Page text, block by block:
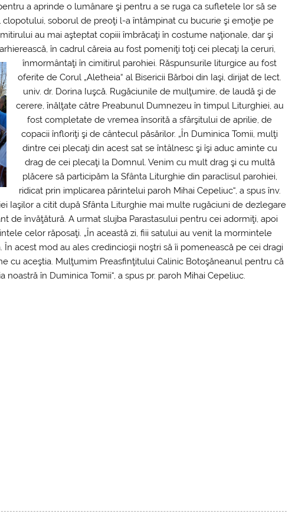
a aprinde o lumânare şi pentru a se ruga ca sufletele lor să se
soborul de preoţi l-a întâmpinat cu bucurie şi emoţie pe
au mai aşteptat copiii îmbrăcaţi în costume naţionale, dar şi
în cadrul căreia au fost pomeniţi toţi cei plecaţi la ceruri,
înmormântaţi în cimitirul parohiei. Răspunsurile liturgice au fost
oferite de Corul „Aletheia“ al Bisericii Bărboi din Iaşi, dirijat de lect.
univ. dr. Dorina Iuşcă. Rugăciunile de mulţumire, de laudă şi de
cerere, înălţate către Preabunul Dumnezeu în timpul Liturghiei, au
fost completate de vremea însorită a sfârşitului de aprilie, de
copacii înfloriţi şi de cântecul păsărilor. „În Duminica Tomii, mulţi
dintre cei plecaţi din acest sat se întâlnesc şi îşi aduc aminte cu
drag de cei plecaţi la Domnul. Venim cu mult drag şi cu multă
plăcere să participăm la Sfânta Liturghie din paraclisul parohiei,
ridicat prin implicarea părintelui paroh Mihai Cepeliuc“, a spus înv.
Iaşilor a citit după Sfânta Liturghie mai multe rugăciuni de dezlegare
de învăţătură. A urmat slujba Parastasului pentru cei adormiţi, apoi
celor răposaţi. „În această zi, fiii satului au venit la mormintele
acest mod au ales credincioşii noştri să îi pomenească pe cei dragi
cu aceştia. Mulţumim Preasfinţitului Calinic Botoşăneanul pentru că
în Duminica Tomii“, a spus pr. paroh Mihai Cepeliuc.